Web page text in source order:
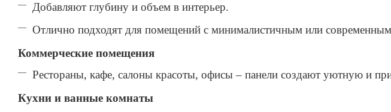
Добавляют глубину и объем в интерьер.
Отлично подходят для помещений с минималистичным или
Коммерческие помещения
Рестораны, кафе, салоны красоты, офисы – панели создают уютную и
Кухни и ванные комнаты